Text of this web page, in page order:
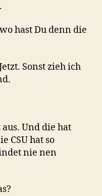
hast Du denn die
Sonst zieh ich
Und die hat
CSU hat so
nie nen